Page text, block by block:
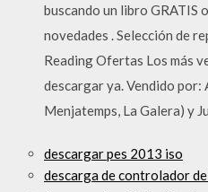
buscando un libro GRATIS
novedades . Selección de
Reading Ofertas Los más
descargar ya. Vendido
Menjatemps, La Galera) y
descargar pes 2013 iso
descarga de controlador